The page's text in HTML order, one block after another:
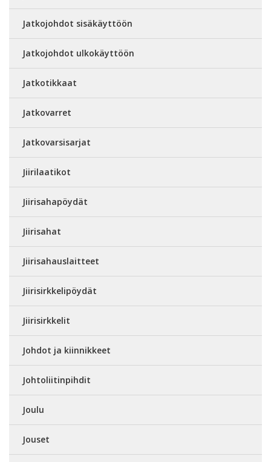
Jatkojohdot sisäkäyttöön
Jatkojohdot ulkokäyttöön
Jatkotikkaat
Jatkovarret
Jatkovarsisarjat
Jiirilaatikot
Jiirisahapöydät
Jiirisahat
Jiirisahauslaitteet
Jiirisirkkelipöydät
Jiirisirkkelit
Johdot ja kiinnikkeet
Johtoliitinpihdit
Joulu
Jouset